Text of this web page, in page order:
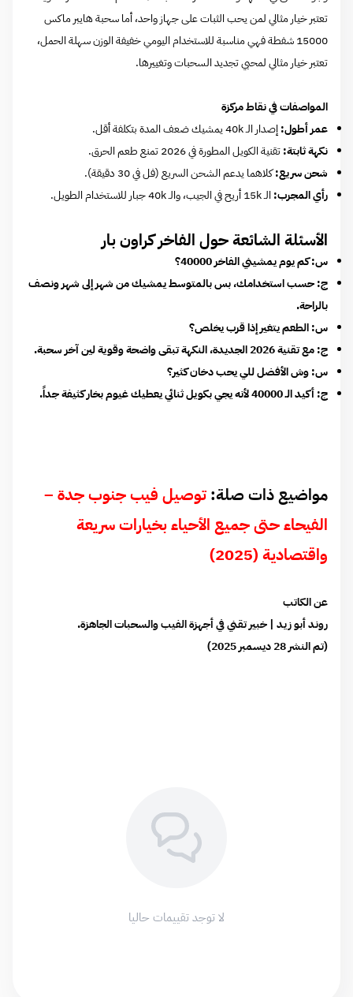
تعتبر خيار مثالي لمن يحب الثبات على جهاز واحد، أما سحبة هايبر ماكس
15000 شفطة فهي مناسبة للاستخدام اليومي خفيفة الوزن سهلة الحمل،
تعتبر خيار مثالي لمحبي تجديد السحبات وتغييرها.
المواصفات في نقاط مركزة
عمر أطول:إصدار الـ 40k يمشيك ضعف المدة بتكلفة أقل.
نكهة ثابتة:تقنية الكويل المطورة في 2026 تمنع طعم الحرق.
شحن سريع:كلاهما يدعم الشحن السريع (فل في 30 دقيقة).
رأي المجرب:الـ 15k أريح في الجيب، والـ 40k جبار للاستخدام الطويل.
الأسئلة الشائعة حول الفاخر كراون بار
س: كم يوم يمشيني الفاخر 40000؟
ج: حسب استخدامك، بس بالمتوسط يمشيك من شهر إلى شهر ونصف
بالراحة.
س: الطعم يتغير إذا قرب يخلص؟
ج: مع تقنية 2026 الجديدة، النكهة تبقى واضحة وقوية لين آخر سحبة.
س: وش الأفضل للي يحب دخان كثير؟
ج: أكيد الـ 40000 لأنه يجي بكويل ثنائي يعطيك غيوم بخار كثيفة جداً.
مواضيع ذات صلة: توصيل فيب جنوب جدة –
الفيحاء حتى جميع الأحياء بخيارات سريعة
واقتصادية (2025)
عن الكاتب
روند أبو زيد | خبير تقني في أجهزة الفيب والسحبات الجاهزة.
(تم النشر 28 ديسمبر 2025)
لا توجد تقييمات حاليا